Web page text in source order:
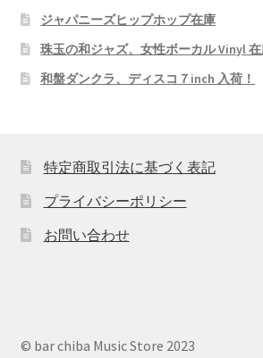
ジャパニーズヒップホップ在庫
珠玉の和ジャズ、女性ボーカル Vinyl
和盤ダンクラ、ディスコ７inch 入荷！
特定商取引法に基づく表記
プライバシーポリシー
お問い合わせ
© bar chiba Music Store 2023